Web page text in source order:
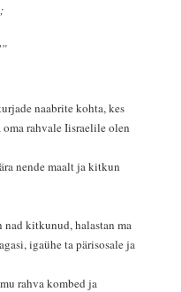
naabrite kohta, kes
rahvale Iisraelile olen
nende maalt ja kitkun
nad kitkunud, halastan ma
igaühe ta pärisosale ja
rahva kombed ja